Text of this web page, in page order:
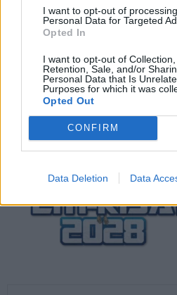
I want to opt-out of
Personal Data for Targeted
Opted In
I want to opt-out of Collection,
Retention, Sale, and/or
Personal Data that Is
Purposes for which it was
Opted Out
CONFIRM
Data Deletion Data
näin katsot
Jalkapallon U21
otteluohjelma ja